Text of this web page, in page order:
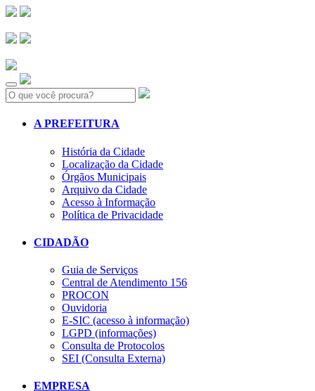
Search:
A PREFEITURA
História da Cidade
Localização da Cidade
Órgãos Municipais
Arquivo da Cidade
Acesso à Informação
Política de Privacidade
CIDADÃO
Guia de Serviços
Central de Atendimento 156
PROCON
Ouvidoria
E-SIC (acesso à informação)
LGPD (informações)
Consulta de Protocolos
SEI (Consulta Externa)
EMPRESA